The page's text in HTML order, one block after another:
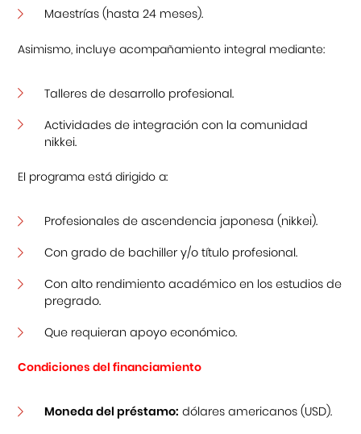
Maestrías (hasta 24 meses).
Asimismo, incluye acompañamiento integral mediante:
Talleres de desarrollo profesional.
Actividades de integración con la comunidad
nikkei.
El programa está dirigido a:
Profesionales de ascendencia japonesa (nikkei).
Con grado de bachiller y/o título profesional.
Con alto rendimiento académico en los estudios de
pregrado.
Que requieran apoyo económico.
Condiciones del financiamiento
Moneda del préstamo: dólares americanos (USD).